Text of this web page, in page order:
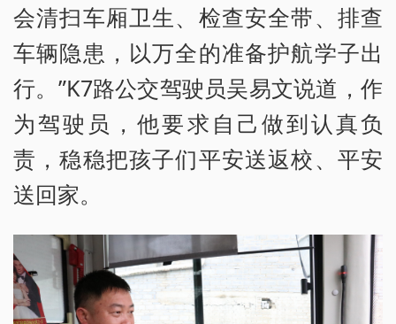
会清扫车厢卫生、检查安全带、排查
车辆隐患，以万全的准备护航学子出
行。”K7路公交驾驶员吴易文说道，作
为驾驶员，他要求自己做到认真负
责，稳稳把孩子们平安送返校、平安
送回家。